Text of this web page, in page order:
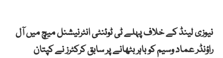
نیوزی لینڈ کے خلاف پہلے ٹی ٹوئنٹی انٹرنیشنل میچ میں آل
راؤنڈر عماد وسیم کو باہر بٹھانے پر سابق کرکٹرز نے کپتان